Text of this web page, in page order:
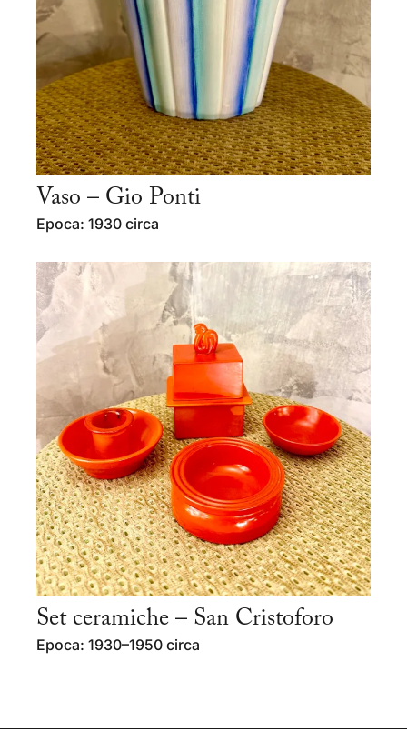
Vaso – Gio Ponti
Epoca: 1930 circa
Set ceramiche – San Cristoforo
Epoca: 1930–1950 circa